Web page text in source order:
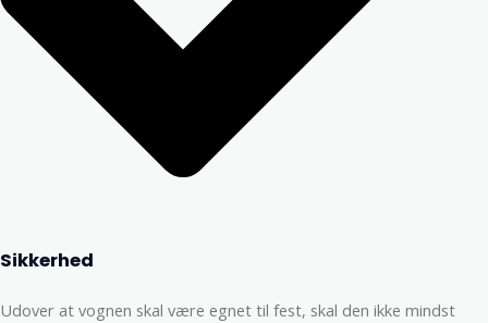
Sikkerhed
Udover at vognen skal være egnet til fest, skal den ikke mindst